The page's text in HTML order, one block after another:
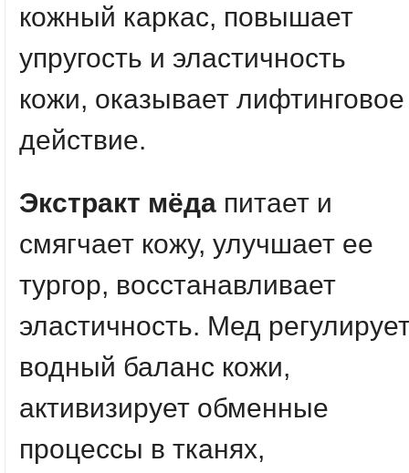
кожный каркас, повышает
упругость и эластичность
кожи, оказывает лифтинговое
действие.
Экстракт мёда питает и
смягчает кожу, улучшает ее
тургор, восстанавливает
эластичность. Мед
водный баланс кожи,
активизирует обменные
процессы в тканях,